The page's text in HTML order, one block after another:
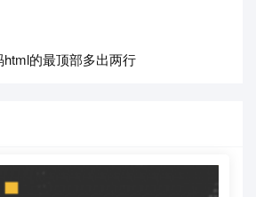
的最顶部多出两行